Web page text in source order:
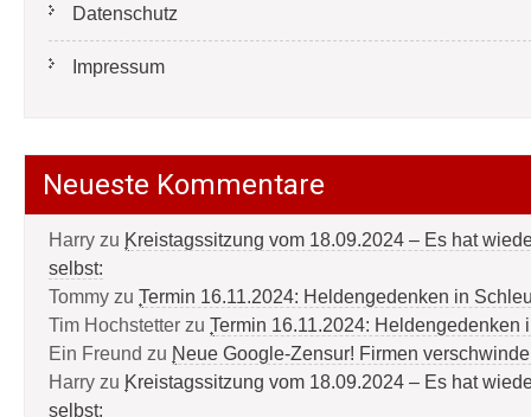
Datenschutz
Impressum
Neueste Kommentare
Harry zu Kreistagssitzung vom 18.09.2024 – Es hat
selbst:
Tommy zu Termin 16.11.2024: Heldengedenken in
Tim Hochstetter zu Termin 16.11.2024: Heldengedenken
Ein Freund zu Neue Google-Zensur! Firmen
Harry zu Kreistagssitzung vom 18.09.2024 – Es hat
selbst: